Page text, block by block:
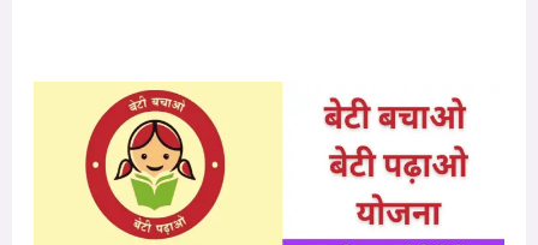
Bachao
Padhao